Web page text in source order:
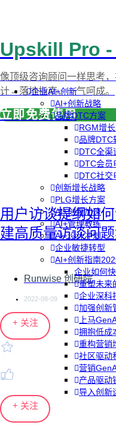
企业AI+创新
AI+创新战略
品牌DTC方案
RGM增
品牌DTC
DTC全渠
DTC会员
DTC社交
创新增长战略
PLG增长方案
AI+创新加速
AI+管理教练
AI+设计冲刺
企业敏捷转型
AI+创新指南
企业如何
重塑未来
企业深科
加强创新
上马
拥抱低成
重构营销
社区驱动
营销
产品驱动
导入创新
Upskill Pro -
像顶级咨询顾问一样思考
计→落地指南，一气呵成。
立即免费使用
用户访谈提纲如
建高质量访谈问
Runwise 创研院
2022-08-09
+ 关注
+ 关注